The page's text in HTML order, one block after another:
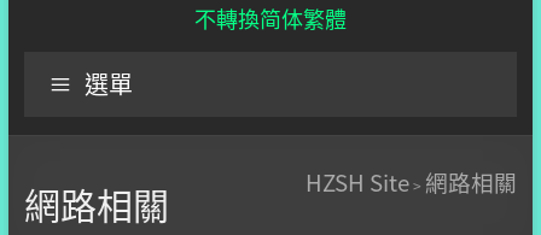
不轉換简体繁體
選單
網路相關 HZSH Site> 網路相關